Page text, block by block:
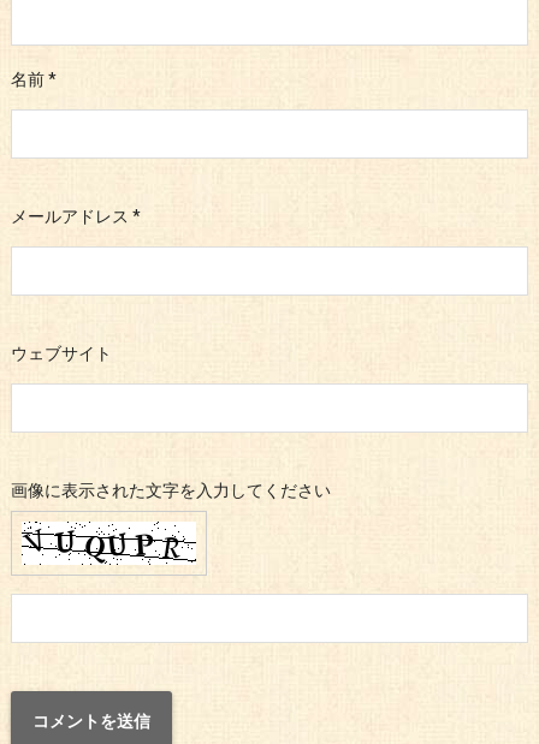
名前*
メールアドレス *
ウェブサイト
画像に表示された文字を入力してください